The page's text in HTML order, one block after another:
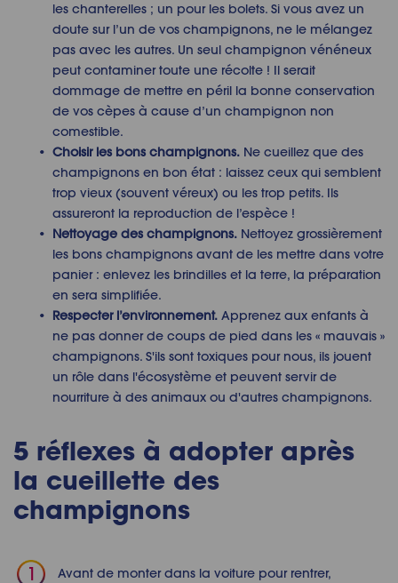
les chanterelles ; un pour les bolets. Si vous avez un
doute sur l’un de vos champignons, ne le mélangez
pas avec les autres. Un seul champignon vénéneux
peut contaminer toute une récolte ! Il serait
dommage de mettre en péril la bonne conservation
de vos cèpes à cause d’un champignon non
comestible.
Choisir les bons champignons. Ne cueillez que des
champignons en bon état : laissez ceux qui semblent
trop vieux (souvent véreux) ou les trop petits. Ils
assureront la reproduction de l’espèce !
Nettoyage des champignons. Nettoyez grossièrement
les bons champignons avant de les mettre dans votre
panier : enlevez les brindilles et la terre, la préparation
en sera simplifiée.
Respecter l’environnement. Apprenez aux enfants à
ne pas donner de coups de pied dans les « mauvais »
champignons. S'ils sont toxiques pour nous, ils jouent
un rôle dans l'écosystème et peuvent servir de
nourriture à des animaux ou d'autres champignons.
5 réflexes à adopter après
la cueillette des
champignons
Avant de monter dans la voiture pour rentrer,